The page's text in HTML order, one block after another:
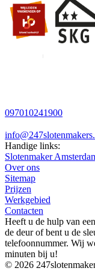
097010241900
Handige links:
Slotenmaker
Over ons
Sitemap
Prijzen
Werkgebied
Contacten
Heeft u de hulp van
de deur of bent u de
telefoonnummer. Wij
minuten bij u!
© 2026